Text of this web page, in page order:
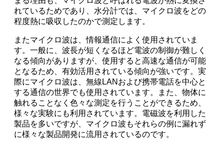
れているためであり、水分計では、マイクロ波をどの
程度熱に吸収したのかで測定します。
またマイクロ波は、情報通信によく使用されていま
す。一般に、波長が短くなるほど電波の制御が難しく
なる傾向がありますが、使用すると高速な通信が可能
となるため、有効活用されている傾向が強いです。実
際にマイクロ波は、無線LANおよび携帯電話を中心と
する通信の世界でも使用されています。また、物体に
触れることなく色々な測定を行うことができるため、
様々な実験にも利用されています。電磁波を利用した
製品を多いですが、マイクロ波もそれらの例に漏れず
に様々な製品開発に流用されているのです。